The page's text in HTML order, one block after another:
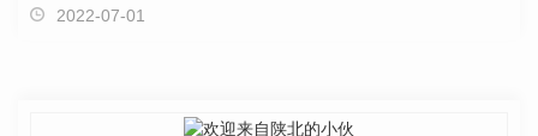
2022-07-01